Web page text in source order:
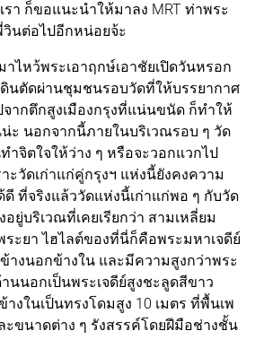
า ก็ขอแนะนำให้มาลง MRT ท่าพระ
วินต่อไปอีกหน่อยจ้ะ
าไหว้พระเอาฤกษ์เอาชัยเปิดวันหรอก
ดินตัดผ่านชุมชนรอบวัดที่ให้บรรยากาศ
จากตึกสูงเมืองกรุงที่แน่นขนัด ก็ทำให้
ะ นอกจากนี้ภายในบริเวณรอบ ๆ วัด
ำจิตใจให้ว่าง ๆ หรือจะวอกแวกไป
ะวัดเก่าแก่คู่กรุงฯ แห่งนี้ยังคงความ
ที่จริงแล้ววัดแห่งนี้เก่าแก่พอ ๆ กับวัด
อยู่บริเวณที่เคยเรียกว่า สามเหลี่ยม
ะยา ไฮไลต์ของที่นี่ก็คือพระมหาเจดีย์
างนอกข้างใน และมีความสูงกว่าพระ
นนอกเป็นพระเจดีย์สูงชะลูดสีขาว
งในเป็นทรงโดมสูง 10 เมตร ที่พื้นเพ
ขนาดต่าง ๆ รังสรรค์โดยฝีมือช่างชั้น